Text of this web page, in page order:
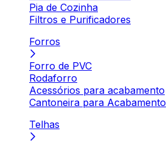
Pia de Cozinha
Filtros e Purificadores
Forros
Forro de PVC
Rodaforro
Acessórios para acabamento
Cantoneira para Acabamento
Telhas